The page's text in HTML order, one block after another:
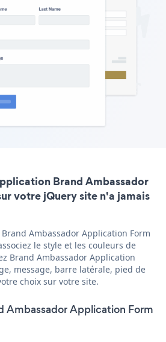
Brand Ambassador
votre jQuery site n'a jamais
Ambassador Application Form
le style et les couleurs de
Brand Ambassador Application
message, barre latérale, pied de
choix sur votre site.
Ambassador Application Form